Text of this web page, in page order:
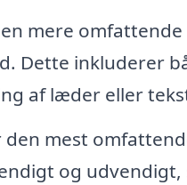
mere
Dette inkluderer
af læder eller
den mest
og